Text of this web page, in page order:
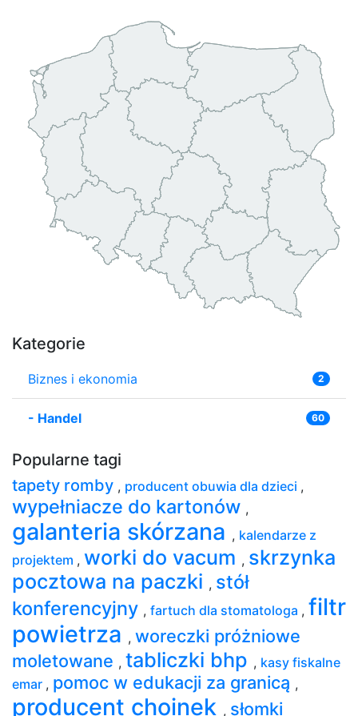
Kategorie
Biznes i ekonomia 2
- Handel 60
Popularne tagi
tapety romby , producent obuwia dla dzieci ,
wypełniacze do kartonów ,
galanteria skórzana , kalendarze z
projektem , worki do vacum , skrzynka
pocztowa na paczki , stół
konferencyjny , fartuch dla stomatologa , filtr
powietrza , woreczki próżniowe
moletowane , tabliczki bhp , kasy fiskalne
emar , pomoc w edukacji za granicą ,
producent choinek , słomki